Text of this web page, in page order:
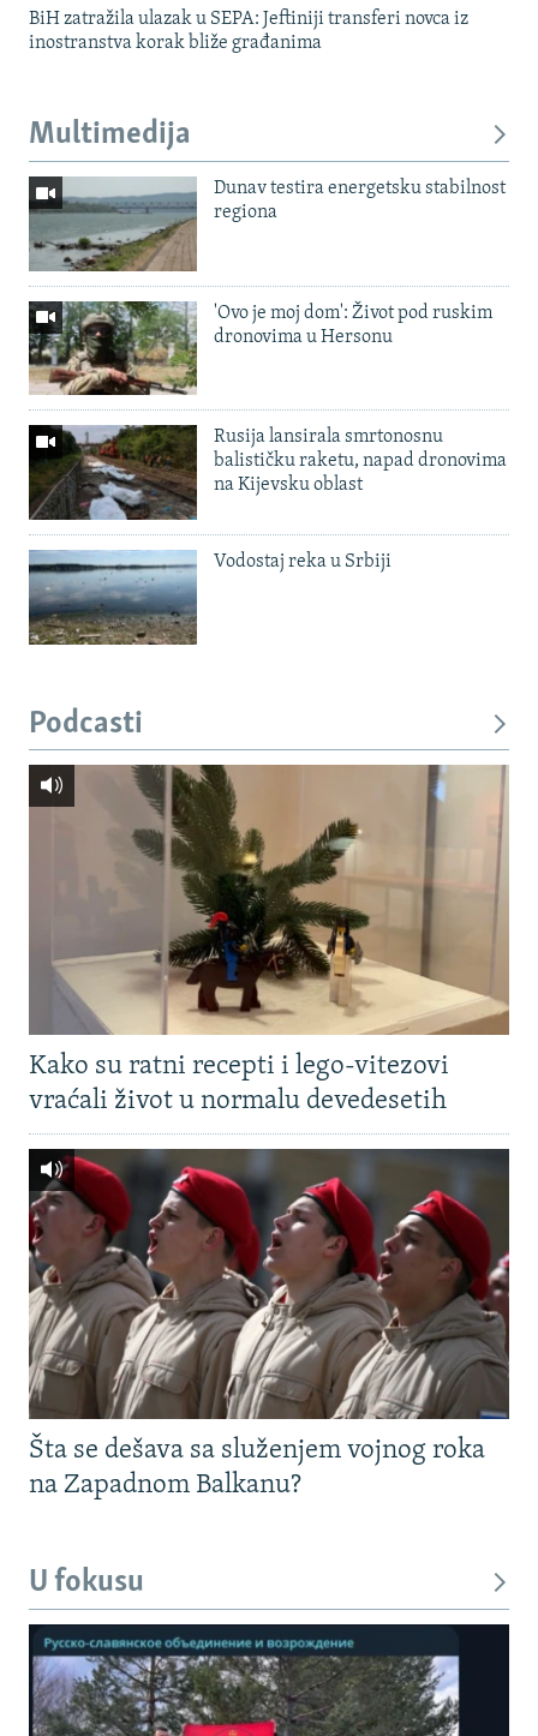
BiH zatražila ulazak u SEPA: Jeftiniji transferi novca iz
inostranstva korak bliže građanima
Multimedija
Dunav testira energetsku stabilnost
regiona
'Ovo je moj dom': Život pod ruskim
dronovima u Hersonu
Rusija lansirala smrtonosnu
balističku raketu, napad dronovima
na Kijevsku oblast
Vodostaj reka u Srbiji
Podcasti
Kako su ratni recepti i lego-vitezovi
vraćali život u normalu devedesetih
Šta se dešava sa služenjem vojnog roka
na Zapadnom Balkanu?
U fokusu